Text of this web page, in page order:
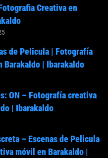
Creativa en
de Pelicula | Fotografía
Barakaldo | Ibarakaldo
ON – Fotografía creativa
| Ibarakaldo
– Escenas de Pelicula
móvil en Barakaldo |